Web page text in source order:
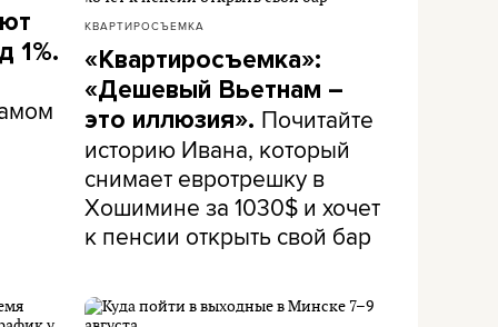
1%.
КВАРТИРОСЪЕМКА
«Квартиросъемка»:
«Дешевый Вьетнам –
это иллюзия». Почитайте
историю Ивана, который
снимает евротрешку в
Хошимине за 1030$ и хочет
к пенсии открыть свой бар